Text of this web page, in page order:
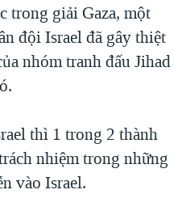
trong giải Gaza, một
đội Israel đã gây thiệt
nhóm tranh đấu Jihad
thì 1 trong 2 thành
nhiệm trong những
vào Israel.